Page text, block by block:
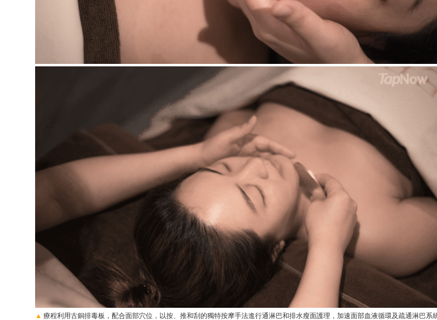
▲ 療程利用古銅排毒板，配合面部穴位，以按、推和刮的獨特按摩手法進行通淋巴和排水瘦面護理，加速面部血液循環及疏通淋巴系